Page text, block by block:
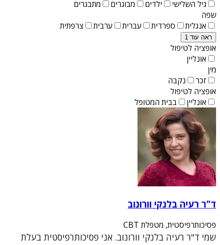
גיל השלישי
ילדים מבוגרים
מתבגרים
שפה
אנגלית
ספרדית עברית ערבית צרפתית
ראה עוד 1
אופציה לטיפול
אונליין
מין
זכר
נקבה
אופציה לטיפול
אונליין
בבית המטופל
ד"ר רעיה בלנקי וורונוב
פסיכותרפיסטית, מטפלת CBT
שמי ד"ר רעיה בלנקי וורונוב. אני פסיכותרפיסטית בעלת